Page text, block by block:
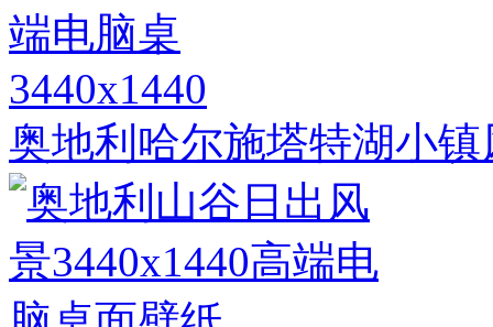
3440x1440
奥地利哈尔施塔特湖小